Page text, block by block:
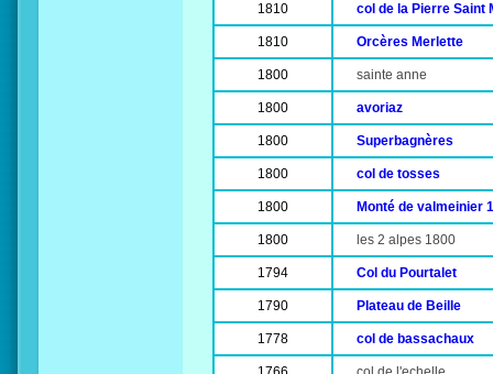
1810 col de la Pierre Saint
1810 Orcères Merlette
1800 sainte anne
1800 avoriaz
1800 Superbagnères
1800 col de tosses
1800 Monté de valmeinier
1800 les 2 alpes 1800
1794 Col du Pourtalet
1790 Plateau de Beille
1778 col de bassachaux